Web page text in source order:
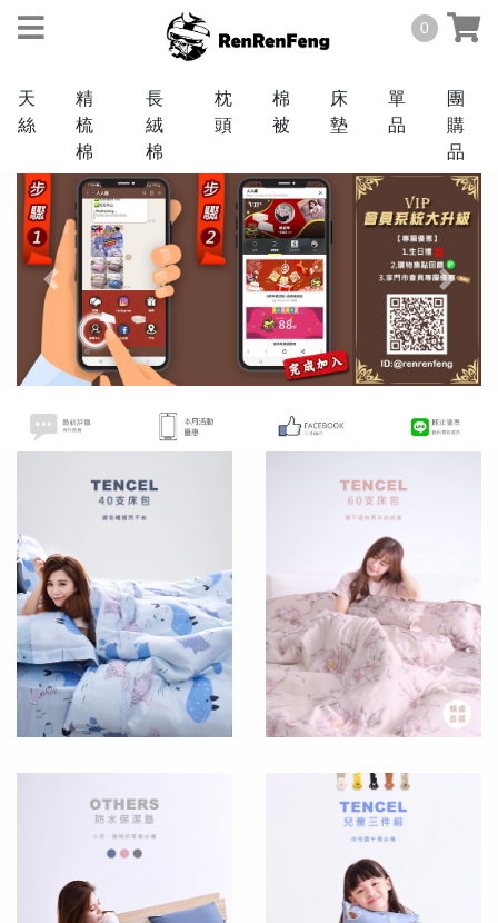
0
天
絲
精
梳
棉
長
絨
棉
枕
頭
棉
被
床
墊
單
品
團
購
品
天絲
TENCEL
60
支
罩
COTTON
3M
抗
絨
棉
POLYESTER
枕
頭
PILLOW
COMFORTER
Previous Next